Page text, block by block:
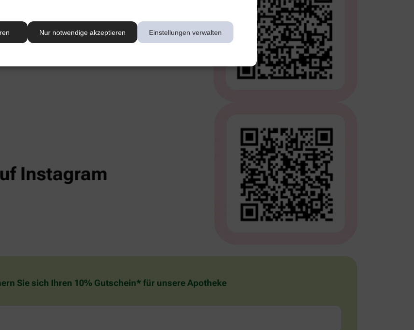
Nur notwendige akzeptieren Einstellungen verwalten
Sie sich Ihren 10% Gutschein* für unsere Apotheke